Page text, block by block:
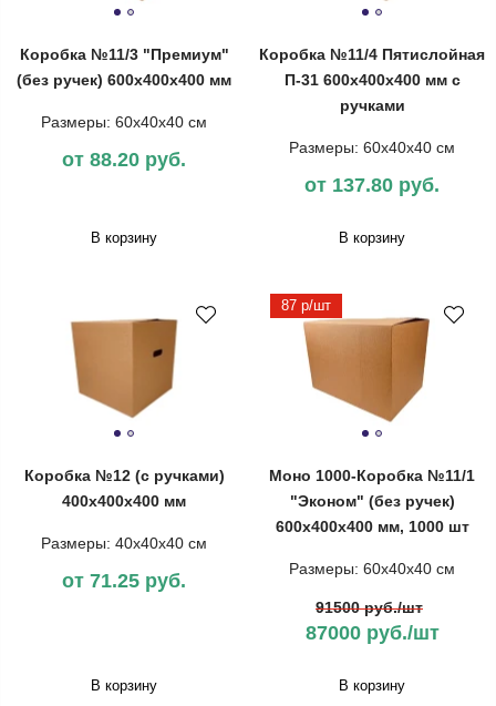
Коробка №11/3 "Премиум"
(без ручек) 600х400х400 мм
Размеры: 60х40х40 см
от 88.20 руб.
В корзину
Коробка №11/4 Пятислойная
П-31 600х400х400 мм с
ручками
Размеры: 60х40х40 см
от 137.80 руб.
В корзину
Коробка №12 (с ручками)
400х400х400 мм
Размеры: 40х40х40 см
от 71.25 руб.
В корзину
87 р/шт
Моно 1000-Коробка №11/1
"Эконом" (без ручек)
600х400х400 мм, 1000 шт
Размеры: 60х40х40 см
91500 руб./шт
87000 руб./шт
В корзину